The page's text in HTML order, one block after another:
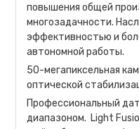
повышения общей
многозадачности.
эффективностью и
автономной работы.
50-мегапиксельная
оптической
Профессиональный
диапазоном. Light